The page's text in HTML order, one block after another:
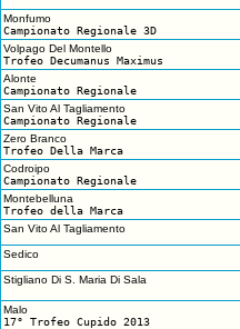
Monfumo
Campionato Regionale 3D
Volpago Del Montello
Trofeo Decumanus Maximus
Alonte
Campionato Regionale
San Vito Al Tagliamento
Campionato Regionale
Zero Branco
Trofeo Della Marca
Codroipo
Campionato Regionale
Montebelluna
Trofeo della Marca
San Vito Al Tagliamento
Sedico
Stigliano Di S. Maria Di Sala
Malo
17° Trofeo Cupido 2013